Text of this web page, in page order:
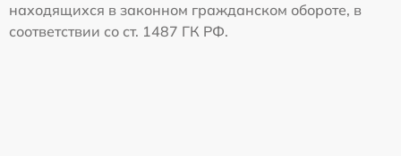
находящихся в законном гражданском обороте, в
соответствии со ст. 1487 ГК РФ.